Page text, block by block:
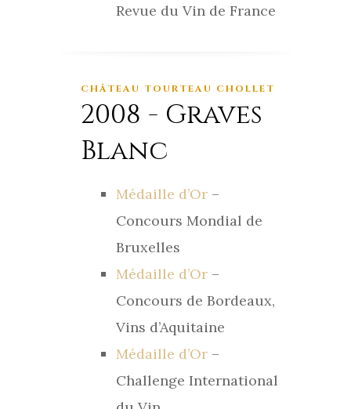
Revue du Vin de France
CHÂTEAU TOURTEAU CHOLLET
2008 - Graves
Blanc
Médaille d’Or–
Concours Mondial de
Bruxelles
Médaille d’Or–
Concours de Bordeaux,
Vins d’Aquitaine
Médaille d’Or–
Challenge International